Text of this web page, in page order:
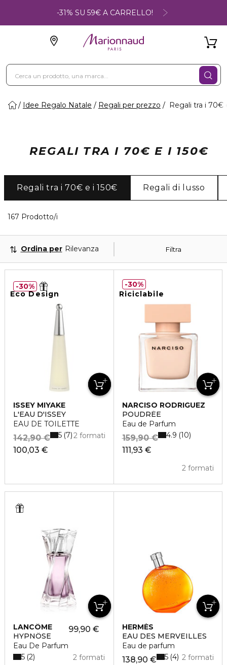
-31% SU 59€ A CARRELLO!
Idee Regalo Natale Regali per prezzo Regali tra i 70€
REGALI TRA I 70€ E I 150€
Regali tra i 70€ e i 150€ Regali di lusso
167 Prodotto/i
Filtra
Ordina per Rilevanza
Eco Design
ISSEY MIYAKE
L'EAU D'ISSEY
EAU DE TOILETTE
100,03 €
142,90 € 2 formati
5 7
30%
Riciclabile
NARCISO RODRIGUEZ
POUDRÉE
Eau de Parfum
111,93 €
159,90 €
2 formati
4.9 10
30%
LANCÔME
HYPNÔSE
Eau De Parfum
99,90 €
2 formati
5 2
HERMÈS
EAU DES MERVEILLES
Eau de parfum
138,90 € 2 formati
5 4